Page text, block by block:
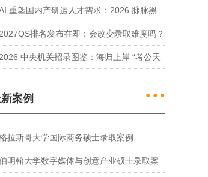
业吗？
重塑国内产研运人才需求：2026 脉脉黑
解读及留学规划启示
2027QS排名发布在即：会改变录取难度吗？
2026 中央机关招录图鉴：海归上岸 “考公天
案例 ● ● ●
拉斯哥大学国际商务硕士录取案例
明翰大学数字媒体与创意产业硕士录取案